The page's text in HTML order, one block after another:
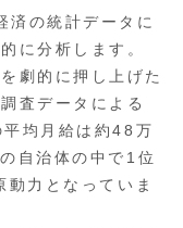
済の統計データに
に分析します。
劇的に押し上げた
査データによる
均月給は約48万
自治体の中で1位
力となっていま